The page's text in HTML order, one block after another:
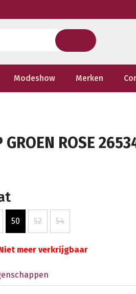
Modeshow Merken
GROEN ROSE
50 52 54
meer verkrijgbaar